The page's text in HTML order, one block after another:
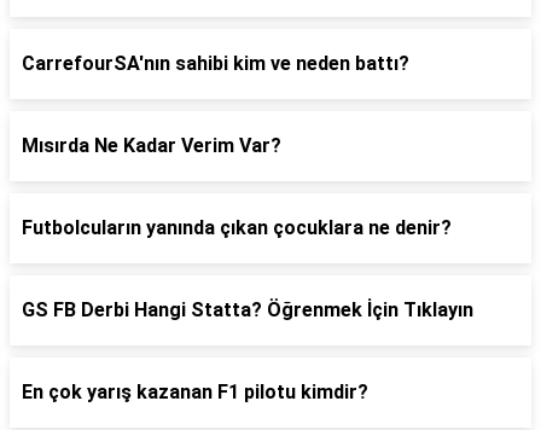
CarrefourSA'nın sahibi kim ve neden battı?
Mısırda Ne Kadar Verim Var?
Futbolcuların yanında çıkan çocuklara ne denir?
GS FB Derbi Hangi Statta? Öğrenmek İçin Tıklayın
En çok yarış kazanan F1 pilotu kimdir?